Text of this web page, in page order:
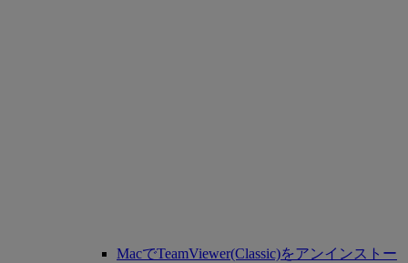
MacでTeamViewer(Classic)をアンインストー